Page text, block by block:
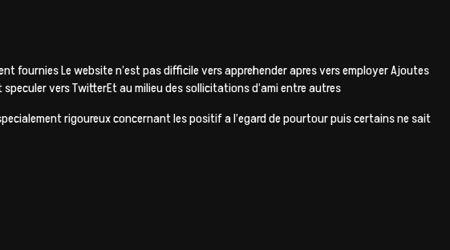
fournies Le website n’est pas difficile vers apprehender apres vers employer Ajoutes
vers TwitterEt au milieu des sollicitations d’ami entre autres
rigoureux concernant les positif a l’egard de pourtour puis certains ne sait